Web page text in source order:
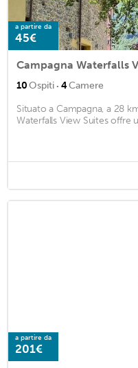
a partire da
45€
Campagna Waterfalls
10Ospiti · 4Camere
Situato a Campagna, a 28
Waterfalls View Suites offre
a partire da
201€